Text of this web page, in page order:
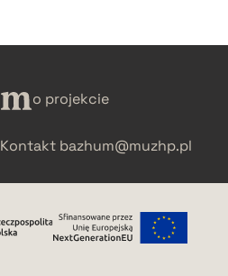
o projekcie
Kontakt bazhum@muzhp.pl